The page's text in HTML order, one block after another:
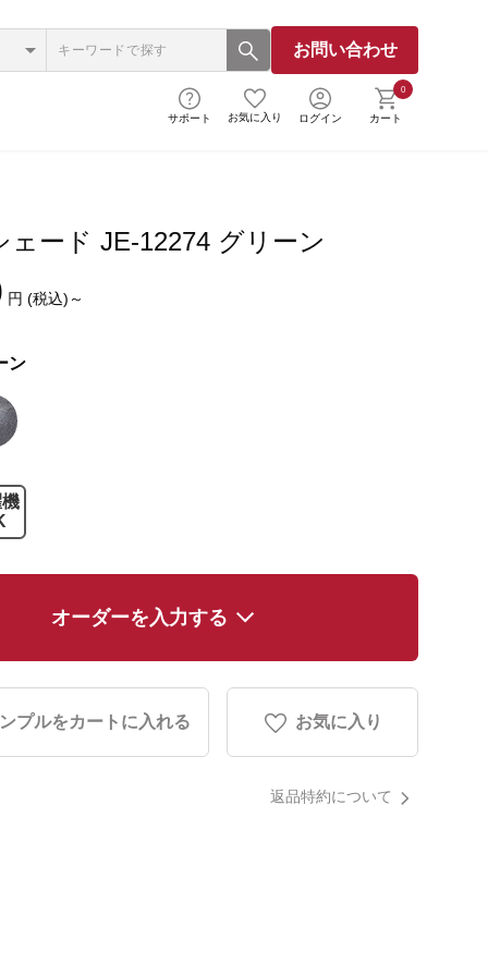
お問い合わせ
サポート お気に入り ログイン
0
カート
ェード JE-12274 グリーン
円 (税込)～
ン
オーダーを入力する
プルをカートに入れる お気に入り
返品特約について